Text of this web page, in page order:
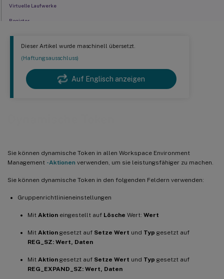
Dieser Artikel wurde maschinell übersetzt.
(Haftungsausschluss)
Auf Englisch anzeigen
Sie können dynamische Token in allen Workspace Environment
Management -Aktionen verwenden, um sie leistungsfähiger zu machen.
Sie können dynamische Token in den folgenden Feldern verwenden:
Gruppenrichtlinieneinstellungen
Mit Aktion eingestellt auf Lösche Wert: Wert
Mit Aktion gesetzt auf Setze Wert und Typ gesetzt auf
REG_SZ: Wert, Daten
Mit Aktion gesetzt auf Setze Wert und Typ gesetzt auf
REG_EXPAND_SZ: Wert, Daten
Virtuelle Laufwerke
Register
Umgebungsvariablen
Externe Aufgaben
Active Directory-Attribute
INI-Dateien
Weitere Informationen